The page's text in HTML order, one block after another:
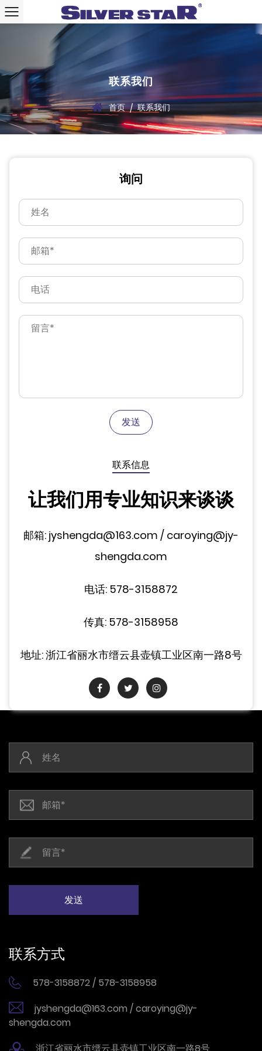
联系我们
首页 / 联系我们
询问
发送
联系信息
让我们用专业知识来谈谈
邮箱: jyshengda@163.com / caroying@jy-
shengda.com
电话: 578-3158872
传真: 578-3158958
地址: 浙江省丽水市缙云县壶镇工业区南一路8号
联系方式
578-3158872 / 578-3158958
jyshengda@163.com / caroying@jy-
shengda.com